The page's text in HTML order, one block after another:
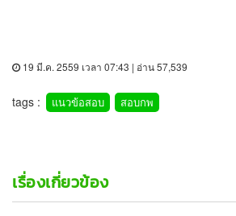
19 มี.ค. 2559 เวลา 07:43 | อ่าน 57,539
tags : แนวข้อสอบ สอบกพ
เรื่องเกี่ยวข้อง